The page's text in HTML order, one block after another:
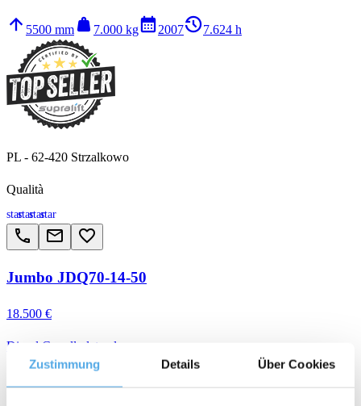
Zustimmung Details Über Cookies
arrow_upward 5500 mm weight 7.000 kgcalendar_month2007history_27.624 h
PL - 62-420 Strzalkowo
Qualità
starstarstarstar
call email favorite_border
Jumbo JDQ70-14-50
18.500 €
Diesel Carrello laterale
5000 mm 7.000 kg